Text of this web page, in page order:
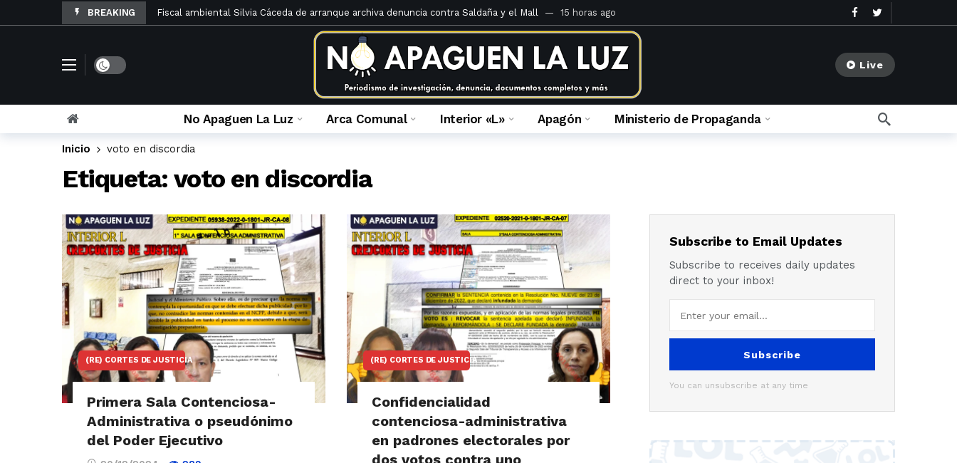
BREAKING Fiscal ambiental Silvia Cáceda de arranque archiva denuncia contra Saldaña y el Mall 15 horas ago
El Código de Procedimientos en Materia Criminal de 1920 comentado por Juan José Calle 5 días ago
La denuncia penal por otorgamiento ilegal de derechos en el Caso Mall Plaza Comas 1 semana ago
Rosario Velazco archiva queja contra fiscal que la investiga
El Poder Judicial de Lima abre Los Portales del inframundo 2 meses ago
La Sexta Sala Penal limpia a Caruajulca Quispe: crónica de una absolución anunciada 2 meses ago
Sinuosos cambios en la sala que verá la apelación de sentencia de María Caruajulca Quispe
María Caruajulca Quispe renunció a la prescripción: ¿Por honor o por horror?
La lista de administrativos y fiscales del Ministerio Público de Lima Norte al 14 de febrero del 2023 3 meses ago
Live
No Apaguen La Luz Arca Comunal Interior «L» Apagón Ministerio de Propaganda
Inicio voto en discordia
Etiqueta: voto en discordia
(RE) CORTES DE JUSTICIA
Primera Sala Contenciosa-
Administrativa o pseudónimo
del Poder Ejecutivo
(RE) CORTES DE JUSTICIA
Confidencialidad
contenciosa-administrativa
en padrones electorales por
dos votos contra uno
Subscribe to Email Updates
Subscribe to receives daily updates
direct to your inbox!
Subscribe
You can unsubscribe at any time